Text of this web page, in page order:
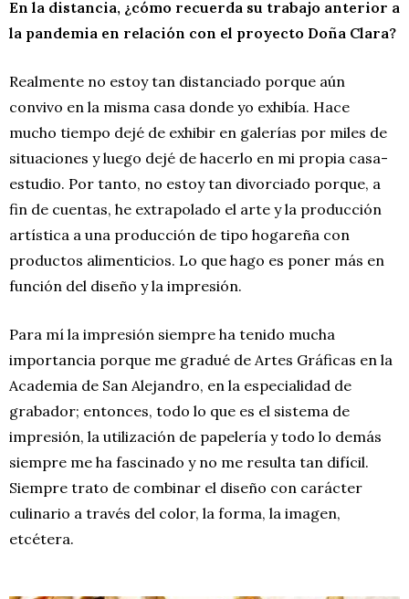
En la distancia, ¿cómo recuerda su trabajo anterior a
la pandemia en relación con el proyecto Doña Clara?
Realmente no estoy tan distanciado porque aún
convivo en la misma casa donde yo exhibía. Hace
mucho tiempo dejé de exhibir en galerías por miles de
situaciones y luego dejé de hacerlo en mi propia casa-
estudio. Por tanto, no estoy tan divorciado porque, a
fin de cuentas, he extrapolado el arte y la producción
artística a una producción de tipo hogareña con
productos alimenticios. Lo que hago es poner más en
función del diseño y la impresión.
Para mí la impresión siempre ha tenido mucha
importancia porque me gradué de Artes Gráficas en la
Academia de San Alejandro, en la especialidad de
grabador; entonces, todo lo que es el sistema de
impresión, la utilización de papelería y todo lo demás
siempre me ha fascinado y no me resulta tan difícil.
Siempre trato de combinar el diseño con carácter
culinario a través del color, la forma, la imagen,
etcétera.